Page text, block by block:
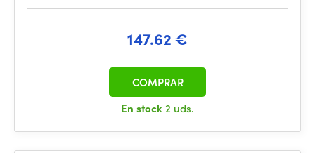
147.62 €
En stock2 uds.
COMPRAR